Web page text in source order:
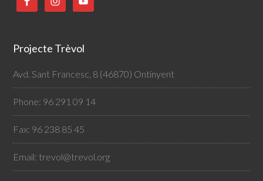
Projecte Trèvol
Avd. Sant Francesc, 8 (46870) Ontinyent
Phone: 96 291 09 14
Fax: 96 238 85 45
Email: trevol@trevol.org